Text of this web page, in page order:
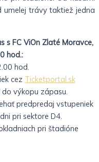
umelej trávy taktiež jedna
s FC ViOn Zlaté Moravce,
hod.:
hod.
cez Ticketportal.sk
výkopu zápasu.
predpredaj vstupeniek
pri sektore D4.
pri štadióne